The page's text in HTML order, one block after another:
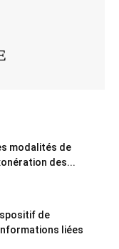
modalités de
des...
de
liées